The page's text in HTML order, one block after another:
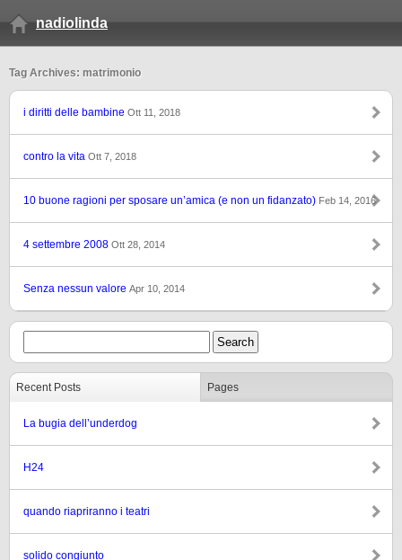
nadiolinda
Tag Archives: matrimonio
i diritti delle bambine Ott 11, 2018
contro la vita Ott 7, 2018
10 buone ragioni per sposare un’amica (e non un fidanzato) Feb 14, 2016
4 settembre 2008 Ott 28, 2014
Senza nessun valore Apr 10, 2014
Recent Posts Pages
La bugia dell’underdog
H24
quando riapriranno i teatri
solido congiunto